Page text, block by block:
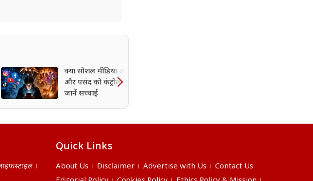
क्या सोशल मीडिया आपकी सोच
और पसंद को कंट्रोल कर रहा है?
जानें सच्चाई
Quick Links
About Us Disclaimer Advertise with Us
Contact Us